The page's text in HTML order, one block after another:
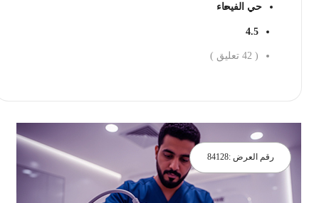
حي الفيحاء
4.5
42 تعليق )
رقم العرض :84128